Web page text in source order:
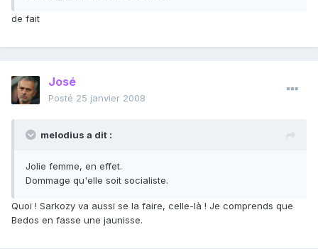
de fait
José
Posté 25 janvier 2008
melodius a dit :
Jolie femme, en effet.
Dommage qu'elle soit socialiste.
Quoi ! Sarkozy va aussi se la faire, celle-là ! Je comprends que
Bedos en fasse une jaunisse.